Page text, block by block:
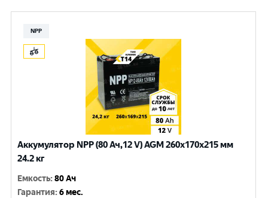
NPP
Аккумулятор NPP (80 Ач,12 V) AGM 260x170x215 мм
24.2 кг
Емкость:80 Ач
Гарантия:6 мес.